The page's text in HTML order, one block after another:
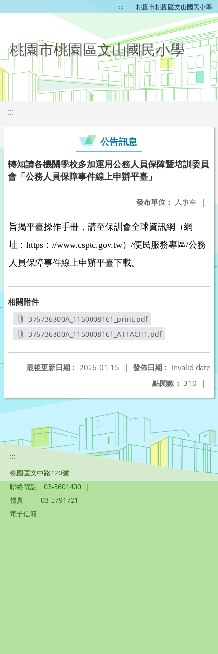
::: 桃園市桃園區文山國民小學
桃園市桃園區文山國民小學
:::
公告訊息
轉知請各機關學校多加運用公務人員保障暨培訓委員
會「公務人員保障事件線上申辦平臺」
發布單位： 人事室 |
旨揭平臺操作手冊，請至保訓會全球資訊網（網
址：https：//www.csptc.gov.tw）/便民服務專區/公務
人員保障事件線上申辦平臺下載。
相關附件
376736800A_1150008161_print.pdf
另開新視窗
376736800A_1150008161_ATTACH1.pdf
發佈日期： Invalid date
最後更新日期： 2026-01-15
|
點閱數： 310 |
:::
桃園區文中路120號
聯絡電話
03-3601400 |
傳真
03-3791721
電子信箱